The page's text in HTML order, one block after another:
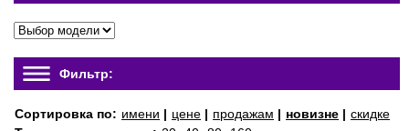
Фильтр:
Сортировка по: имени | цене | продажам | новизне | скидке